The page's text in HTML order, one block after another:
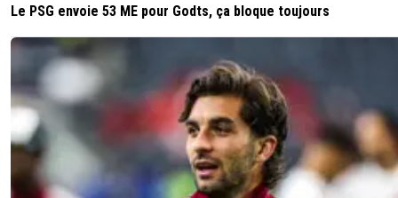
Le PSG envoie 53 ME pour Godts, ça bloque toujours